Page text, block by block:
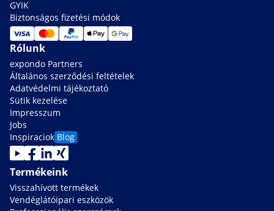
GYIK
Biztonságos fizetési módok
Rólunk
expondo Partners
Általános szerződési feltételek
Adatvédelmi tájékoztató
Sütik kezelése
Impresszum
Jobs
Inspiraciok Blog
Termékeink
Visszahívott termékek
Vendéglátóipari eszközök